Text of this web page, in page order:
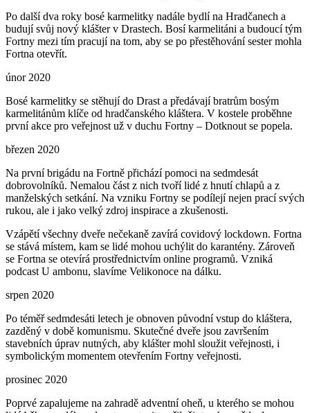
Po další dva roky bosé karmelitky nadále bydlí na Hradčanech a
budují svůj nový klášter v Drastech. Bosí karmelitáni a budoucí tým
Fortny mezi tím pracují na tom, aby se po přestěhování sester mohla
Fortna otevřít.
únor 2020
Bosé karmelitky se stěhují do Drast a předávají bratrům bosým
karmelitánům klíče od hradčanského kláštera. V kostele proběhne
první akce pro veřejnost už v duchu Fortny – Dotknout se popela.
březen 2020
Na první brigádu na Fortně přichází pomoci na sedmdesát
dobrovolníků. Nemalou část z nich tvoří lidé z hnutí chlapů a z
manželských setkání. Na vzniku Fortny se podílejí nejen prací svých
rukou, ale i jako velký zdroj inspirace a zkušenosti.
Vzápětí všechny dveře nečekaně zavírá covidový lockdown. Fortna
se stává místem, kam se lidé mohou uchýlit do karantény. Zároveň
se Fortna se otevírá prostřednictvím online programů. Vzniká
podcast U ambonu, slavíme Velikonoce na dálku.
srpen 2020
Po téměř sedmdesáti letech je obnoven původní vstup do kláštera,
zazděný v době komunismu. Skutečné dveře jsou završením
stavebních úprav nutných, aby klášter mohl sloužit veřejnosti, i
symbolickým momentem otevřením Fortny veřejnosti.
prosinec 2020
Poprvé zapalujeme na zahradě adventní oheň, u kterého se mohou